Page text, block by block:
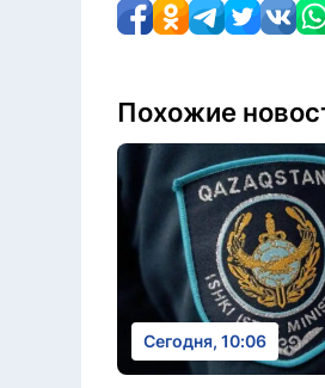
Похожие
Сегодня, 10:06